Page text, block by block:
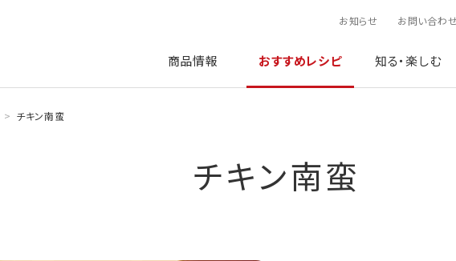
お知らせ お問い合わ
商品情報 おすすめレシピ 知る・楽しむ
チキン南蛮
チキン南蛮